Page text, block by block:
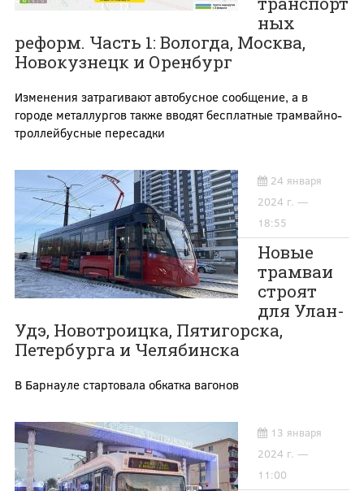
ных
реформ. Часть 1: Вологда, Москва,
Новокузнецк и Оренбург
Изменения затрагивают автобусное сообщение, а в
городе металлургов также вводят бесплатные трамвайно-
троллейбусные пересадки
24 января
2024 г. —
18:55
Новые
трамваи
строят
для Улан-
Удэ, Новотроицка, Пятигорска,
Петербурга и Челябинска
В Барнауле стартовала обкатка вагонов
13 января
2024 г. —
11:00